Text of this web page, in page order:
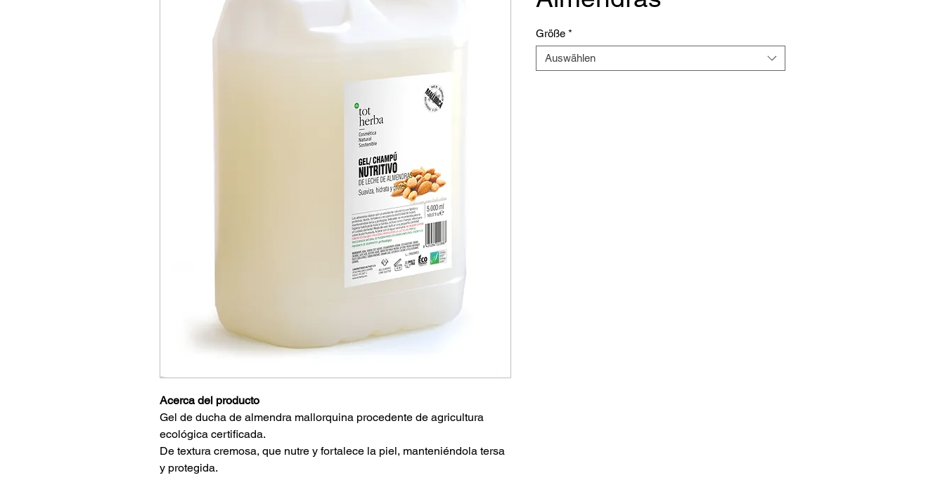
Acerca del producto
Gel de ducha de almendra mallorquina procedente de agricultura
ecológica certificada.
De textura cremosa, que nutre y fortalece la piel, manteniéndola tersa
y protegida.
Größe *
Auswählen